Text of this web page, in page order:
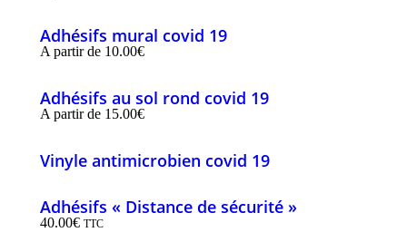
Adhésifs mural covid 19
A partir de 10.00€
Adhésifs au sol rond covid 19
A partir de 15.00€
Vinyle antimicrobien covid 19
Adhésifs « Distance de sécurité »
40.00€ TTC